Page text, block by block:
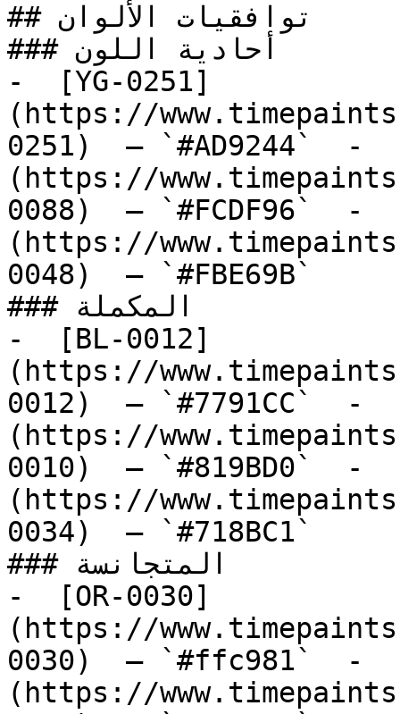
## توافقيات الألوان
### أحادية اللون
-  [YG-0251]
(https://
0251)  — `#AD9244`  -
(https://
0088)  — `#FCDF96`  -
(https://
0048)  — `#FBE69B`
### المكملة
-  [BL-0012]
(https://
0012)  — `#7791CC`  -
(https://
0010)  — `#819BD0`  -
(https://
0034)  — `#718BC1`
### المتجانسة
-  [OR-0030]
(https://
0030)  — `#ffc981`  -
(https://